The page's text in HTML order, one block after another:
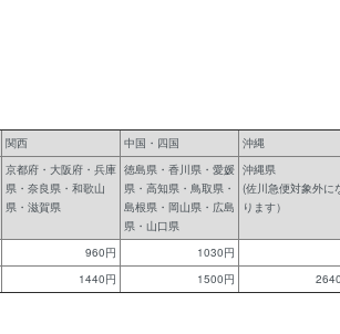
関西 中国・四国 沖縄
京都府・大阪府・兵庫
県・奈良県・和歌山
県・滋賀県
徳島県・香川県・愛媛
県・高知県・鳥取県・
島根県・岡山県・広島
県・山口県
沖縄県
(佐川急便対象外に
ります）
960円 1030円
1440円 1500円